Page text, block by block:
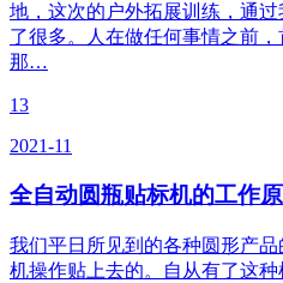
地，这次的户外拓展训练，通
了很多。人在做任何事情之前
那…
13
2021-11
全自动圆瓶贴标机的工作
我们平日所见到的各种圆形产
机操作贴上去的。自从有了这